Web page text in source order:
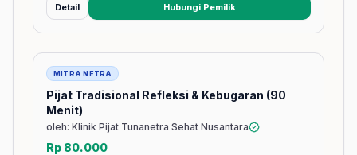
Detail Hubungi Pemilik(membuka tab baru)
Jasa
MITRA NETRA
Pijat Tradisional Refleksi & Kebugaran (90
Menit)
oleh: Klinik Pijat Tunanetra Sehat Nusantara
Rp 80.000